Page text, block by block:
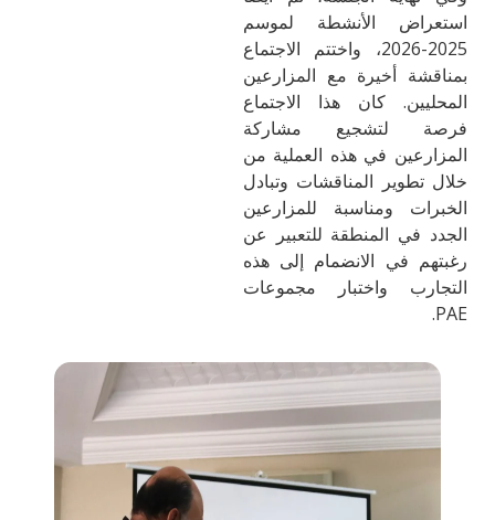
استعراض الأنشطة لموسم
2025-2026، واختتم الاجتماع
بمناقشة أخيرة مع المزارعين
المحليين. كان هذا الاجتماع
فرصة لتشجيع مشاركة
المزارعين في هذه العملية من
خلال تطوير المناقشات وتبادل
الخبرات ومناسبة للمزارعين
الجدد في المنطقة للتعبير عن
رغبتهم في الانضمام إلى هذه
التجارب واختبار مجموعات
PAE.